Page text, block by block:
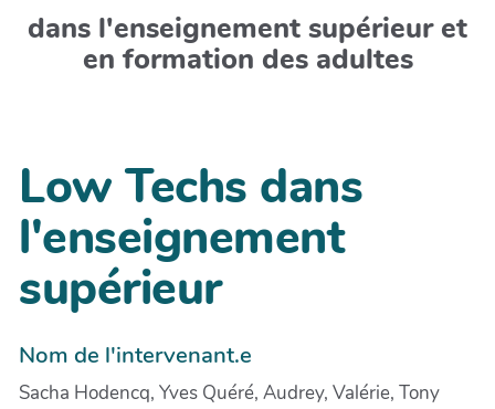
dans l'enseignement supérieur et
en formation des adultes
Low Techs dans
l'enseignement
supérieur
Nom de l'intervenant.e
Sacha Hodencq, Yves Quéré, Audrey, Valérie, Tony